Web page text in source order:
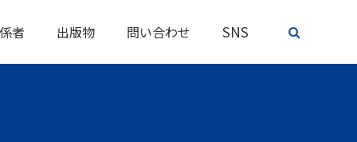
者 出版物 問い合わせ SNS